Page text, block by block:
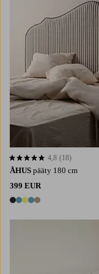
ÅHUS pääty 180 cm
399 EUR
5 värejä
4,8 perustuen 18 arvosanaan
4,8 (18)